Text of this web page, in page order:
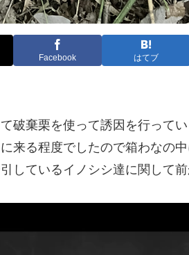
Facebook はてブ
破棄栗を使って誘因を行ってい
来る程度でしたので箱わなの
しているイノシシ達に関して